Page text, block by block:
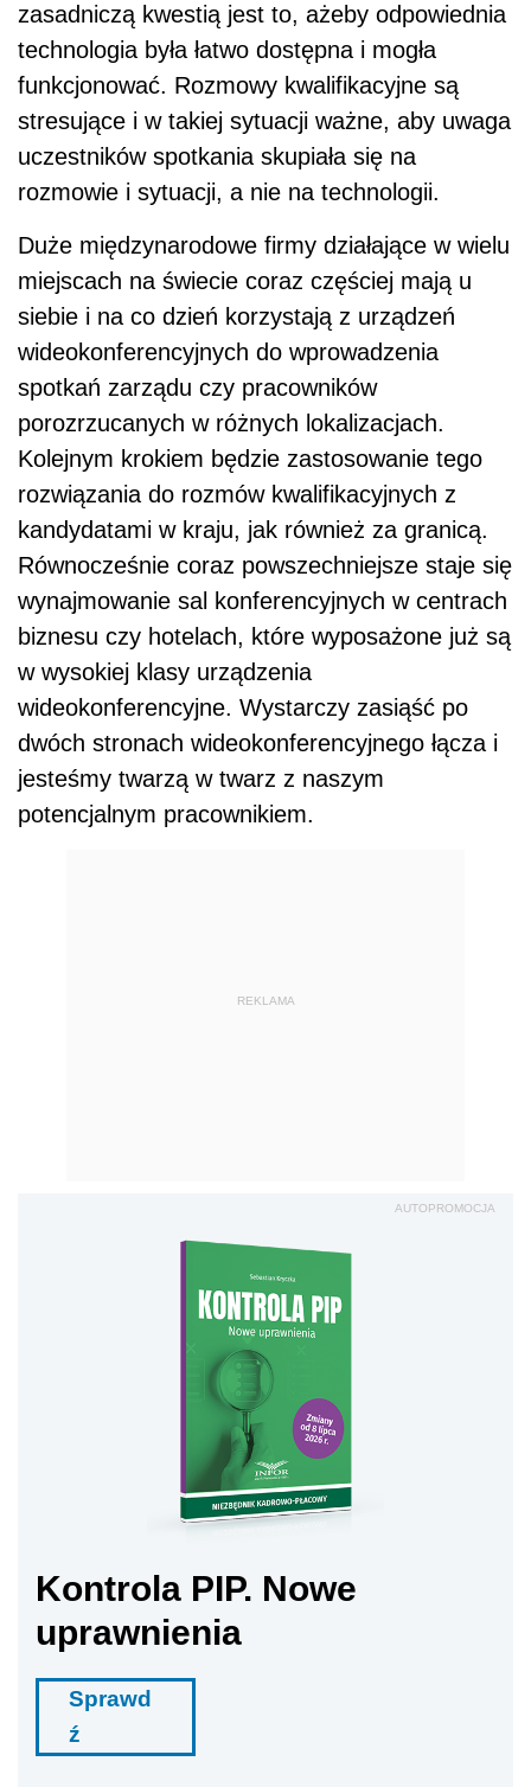
zasadniczą kwestią jest to, ażeby odpowiednia
technologia była łatwo dostępna i mogła
funkcjonować. Rozmowy kwalifikacyjne są
stresujące i w takiej sytuacji ważne, aby uwaga
uczestników spotkania skupiała się na
rozmowie i sytuacji, a nie na technologii.
Duże międzynarodowe firmy działające w wielu
miejscach na świecie coraz częściej mają u
siebie i na co dzień korzystają z urządzeń
wideokonferencyjnych do wprowadzenia
spotkań zarządu czy pracowników
porozrzucanych w różnych lokalizacjach.
Kolejnym krokiem będzie zastosowanie tego
rozwiązania do rozmów kwalifikacyjnych z
kandydatami w kraju, jak również za granicą.
Równocześnie coraz powszechniejsze staje się
wynajmowanie sal konferencyjnych w centrach
biznesu czy hotelach, które wyposażone już są
w wysokiej klasy urządzenia
wideokonferencyjne. Wystarczy zasiąść po
dwóch stronach wideokonferencyjnego łącza i
jesteśmy twarzą w twarz z naszym
potencjalnym pracownikiem.
REKLAMA
AUTOPROMOCJA
Kontrola PIP. Nowe
uprawnienia
Sprawd
ź